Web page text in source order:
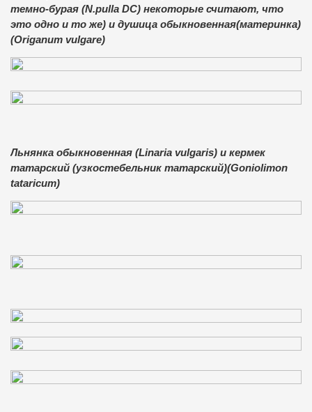
темно-бурая (N.pulla DC) некоторые считают, что
это одно и то же) и душица обыкновенная(материнка)
(Origanum vulgare)
Льнянка обыкновенная (Linaria vulgaris) и кермек
татарский (узкостебельник татарский)(Goniolimon
tataricum)